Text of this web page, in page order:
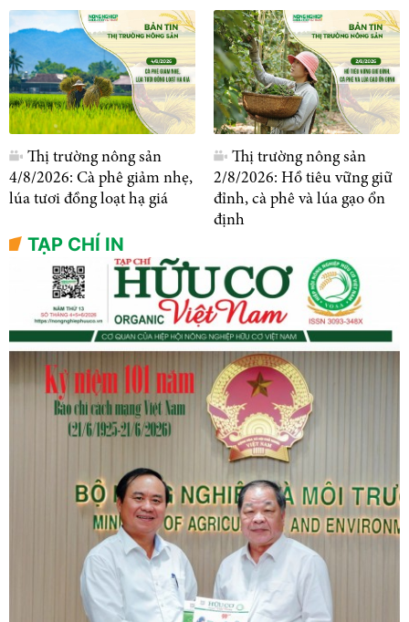
Thị trường nông sản
4/8/2026: Cà phê giảm nhẹ,
lúa tươi đồng loạt hạ giá
Thị trường nông sản
2/8/2026: Hồ tiêu vững giữ
đỉnh, cà phê và lúa gạo ổn
định
TẠP CHÍ IN